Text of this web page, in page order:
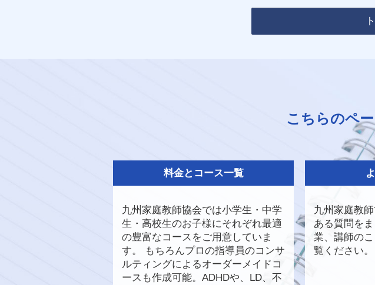
こちらのペ
料金とコース一覧
九州家庭教師協会では小学生・中学
生・高校生のお子様にそれぞれ最適
の豊富なコースをご用意していま
す。 もちろんプロの指導員のコンサ
ルティングによるオーダーメイドコ
ースも作成可能。ADHDや、LD、不
九州家庭教
ある質問を
業、講師の
覧ください。